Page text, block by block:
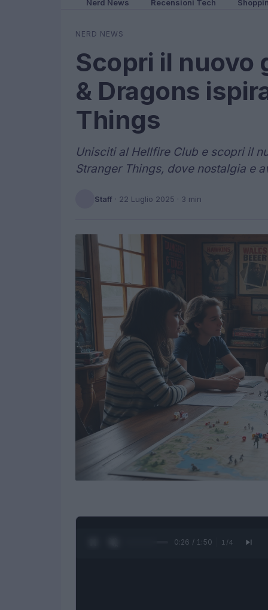
Nerd News Recensioni Tech
NERD NEWS
Scopri il nuovo
& Dragons
Things
Unisciti al Hellfire Club e scopri il
Stranger Things, dove nostalgia e
Staff · 22 Luglio 2025 · 3 min
0:27 / 1:50 1 /4